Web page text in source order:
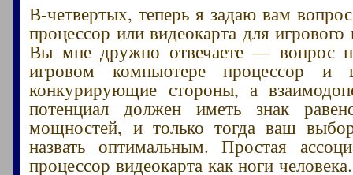
В-четвертых, теперь я задаю вам
процессор или видеокарта для
Вы мне дружно отвечаете — вопрос
игровом компьютере процессор и
конкурирующие стороны, а
потенциал должен иметь знак
мощностей, и только тогда ваш
назвать оптимальным. Простая
процессор видеокарта как ноги